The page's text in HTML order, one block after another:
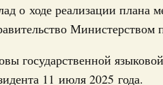
о ходе реализации плана
Министерством
государственной
11 июля 2025 года.
2026, Авиастроение
авиации
года №1979-р, распоряжение от 30